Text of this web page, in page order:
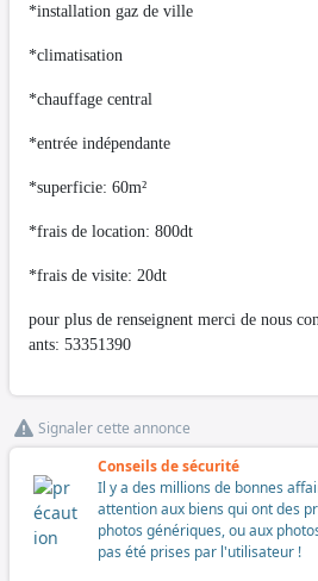
*installation gaz de ville
*climatisation
*chauffage central
*entrée indépendante
*superficie: 60m²
*frais de location: 800dt
*frais de visite: 20dt
pour plus de renseignent merci de nous
ants: 53351390
Signaler cette annonce
Conseils de sécurité
Il y a des millions de bonnes
attention aux biens qui ont des
photos génériques, ou aux
pas été prises par l'utilisateur !